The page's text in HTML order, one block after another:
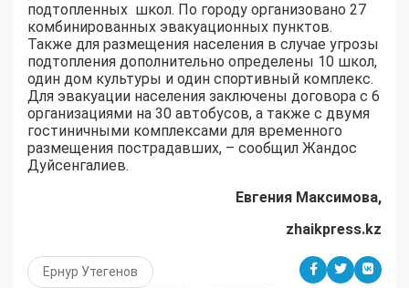
подтопленных школ. По городу организовано 27
комбинированных эвакуационных пунктов.
Также для размещения населения в случае угрозы
подтопления дополнительно определены 10 школ,
один дом культуры и один спортивный комплекс.
Для эвакуации населения заключены договора с 6
организациями на 30 автобусов, а также с двумя
гостиничными комплексами для временного
размещения пострадавших, – сообщил Жандос
Дуйсенгалиев.
Евгения Максимова,
zhaikpress.kz
Ернур Утегенов